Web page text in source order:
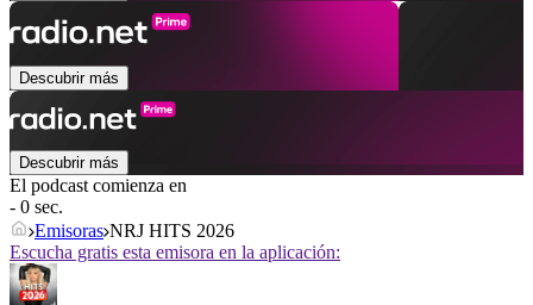
Descubrir más
Descubrir más
El podcast comienza en
- 0 sec.
Emisoras NRJ HITS 2026
Escucha gratis esta emisora en la aplicación: